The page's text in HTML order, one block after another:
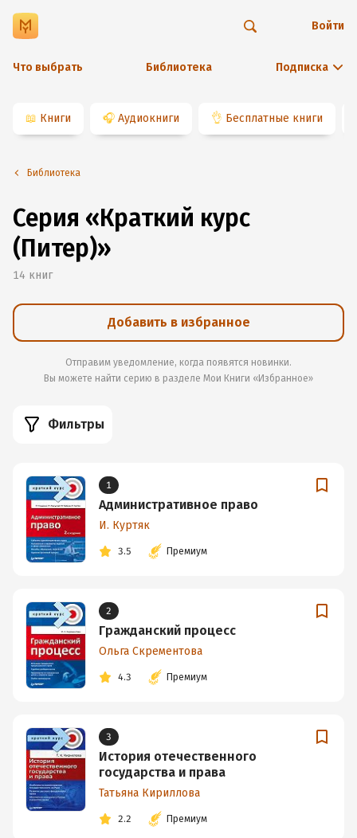
Что выбрать Библиотека Подписка
Войти
📖 Книги 🎧 Аудиокниги 👌 Бесплатные книги
Библиотека
Серия «Краткий курс
(Питер)»
14 книг
Добавить в избранное
Отправим уведомление, когда появятся новинки.
Вы можете найти серию в разделе Мои Книги «Избранное»
Фильтры
1
Административное право
И. Куртяк
3.5 Премиум
2
Гражданский процесс
Ольга Скрементова
4.3 Премиум
3
История отечественного
государства и права
Татьяна Кириллова
2.2 Премиум